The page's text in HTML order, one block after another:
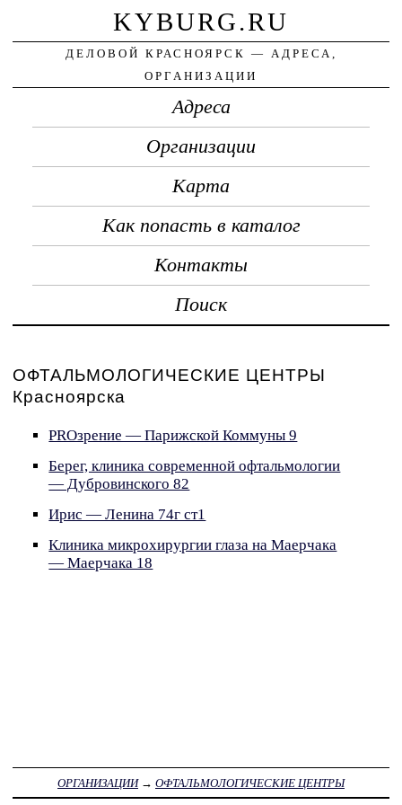
KYBURG.RU
ДЕЛОВОЙ КРАСНОЯРСК — АДРЕСА,
ОРГАНИЗАЦИИ
Адреса
Организации
Карта
Как попасть в каталог
Контакты
Поиск
ОФТАЛЬМОЛОГИЧЕСКИЕ ЦЕНТРЫ
Красноярска
PROзрение — Парижской Коммуны 9
Берег, клиника современной офтальмологии
— Дубровинского 82
Ирис — Ленина 74г ст1
Клиника микрохирургии глаза на Маерчака
— Маерчака 18
ОРГАНИЗАЦИИ→ ОФТАЛЬМОЛОГИЧЕСКИЕ ЦЕНТРЫ